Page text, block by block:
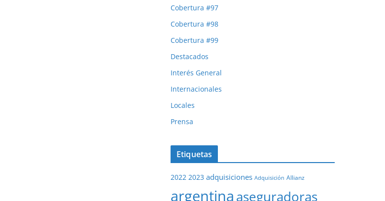
Cobertura #97
Cobertura #98
Cobertura #99
Destacados
Interés General
Internacionales
Locales
Prensa
Etiquetas
2022 2023 adquisiciones Adquisición Allianz
argentinaaseguradoras